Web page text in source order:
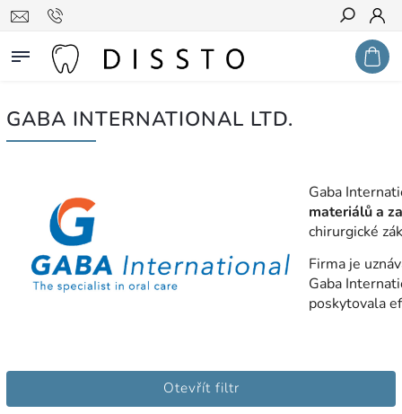
Hledat
GABA INTERNATIONAL LTD.
Gaba
materiálů a
chirurgické
Firma je
Gaba
poskytovala
Otevřít filtr